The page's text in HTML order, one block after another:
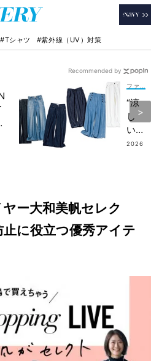
#Tシャツ #紫外線（UV）対策
“涼
し
い”
が新
機能
デニ
人気
2026
Recommended by
ヤー大和美帆セレク
に役立つ優秀アイテ